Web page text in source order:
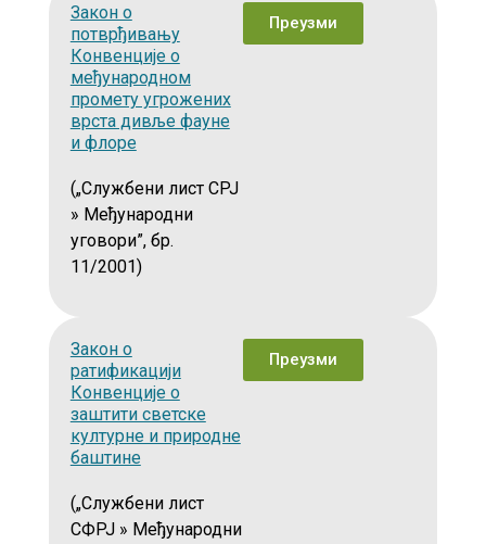
Закон о
потврђивању
Конвенције о
међународном
промету угрожених
врста дивље фауне
и флоре
(„Службени лист СРЈ
» Међународни
уговори”, бр.
11/2001)
Преузми
Закон о
ратификацији
Конвенције о
заштити светске
културне и природне
баштине
(„Службени лист
СФРЈ » Међународни
Преузми